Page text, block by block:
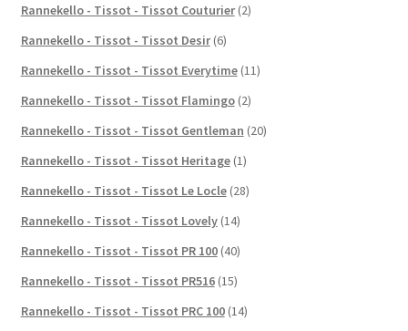
Rannekello - Tissot - Tissot Couturier (2)
Rannekello - Tissot - Tissot Desir (6)
Rannekello - Tissot - Tissot Everytime (11)
Rannekello - Tissot - Tissot Flamingo (2)
Rannekello - Tissot - Tissot Gentleman (20)
Rannekello - Tissot - Tissot Heritage (1)
Rannekello - Tissot - Tissot Le Locle (28)
Rannekello - Tissot - Tissot Lovely (14)
Rannekello - Tissot - Tissot PR 100 (40)
Rannekello - Tissot - Tissot PR516 (15)
Rannekello - Tissot - Tissot PRC 100 (14)